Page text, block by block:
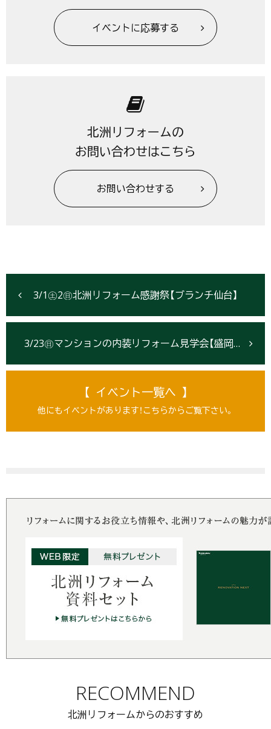
イベントに応募する
北洲リフォームの
お問い合わせはこちら
お問い合わせする
3/1㊏2㊐北洲リフォーム感謝祭【ブランチ仙台】
3/23㊐マンションの内装リフォーム見学会【盛岡市】
【 イベント一覧へ 】
他にもイベントがあります！こちらからご覧下さい。
RECOMMEND
北洲リフォームからのおすすめ